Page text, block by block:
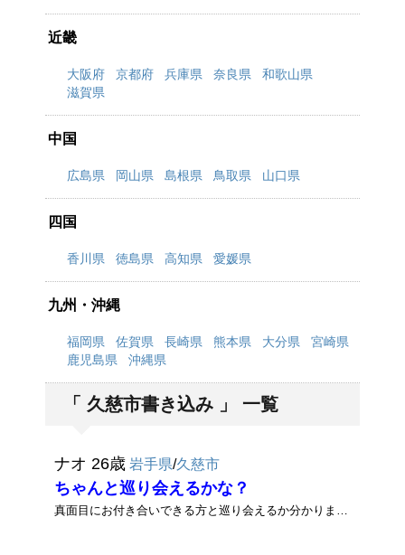
近畿
大阪府 京都府 兵庫県 奈良県
和歌山県
滋賀県
中国
広島県 岡山県 島根県 鳥取県 山口県
四国
香川県 徳島県 高知県 愛媛県
九州・沖縄
福岡県 佐賀県 長崎県 熊本県 大分県
宮崎県
鹿児島県
沖縄県
「 久慈市書き込み 」 一覧
ナオ 26歳 岩手県/久慈市
ちゃんと巡り会えるかな？
真面目にお付き合いできる方と巡り会えるか分かりませんが、結婚してから毎日単調な生活の繰り返しでふと淋しくなる時がありま･･･